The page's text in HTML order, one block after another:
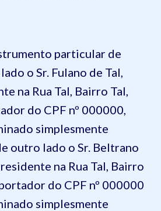
particular de
o Sr. Fulano de Tal,
na Rua Tal, Bairro Tal,
do CPF nº 000000,
simplesmente
outro lado o Sr. Beltrano
na Rua Tal, Bairro
do CPF nº 000000
simplesmente